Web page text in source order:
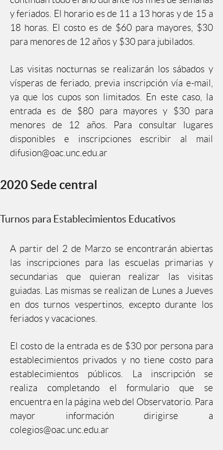
y feriados. El horario es de 11 a 13 horas y de 15 a
18 horas. El costo es de $60 para mayores, $30
para menores de 12 años y $30 para jubilados.
Las visitas nocturnas se realizarán los sábados y
vísperas de feriado, previa inscripción vía e-mail,
ya que los cupos son limitados. En este caso, la
entrada es de $80 para mayores y $30 para
menores de 12 años. Para consultar lugares
disponibles e inscripciones escribir al mail
difusion@oac.unc.edu.ar
2020 Sede central
Turnos para Establecimientos Educativos
A partir del 2 de Marzo se encontrarán abiertas
las inscripciones para las escuelas primarias y
secundarias que quieran realizar las visitas
guiadas. Las mismas se realizan de Lunes a Jueves
en dos turnos vespertinos, excepto durante los
feriados y vacaciones.
El costo de la entrada es de $30 por persona para
establecimientos privados y no tiene costo para
establecimientos públicos. La inscripción se
realiza completando el formulario que se
encuentra en la página web del Observatorio. Para
mayor información dirigirse a
colegios@oac.unc.edu.ar